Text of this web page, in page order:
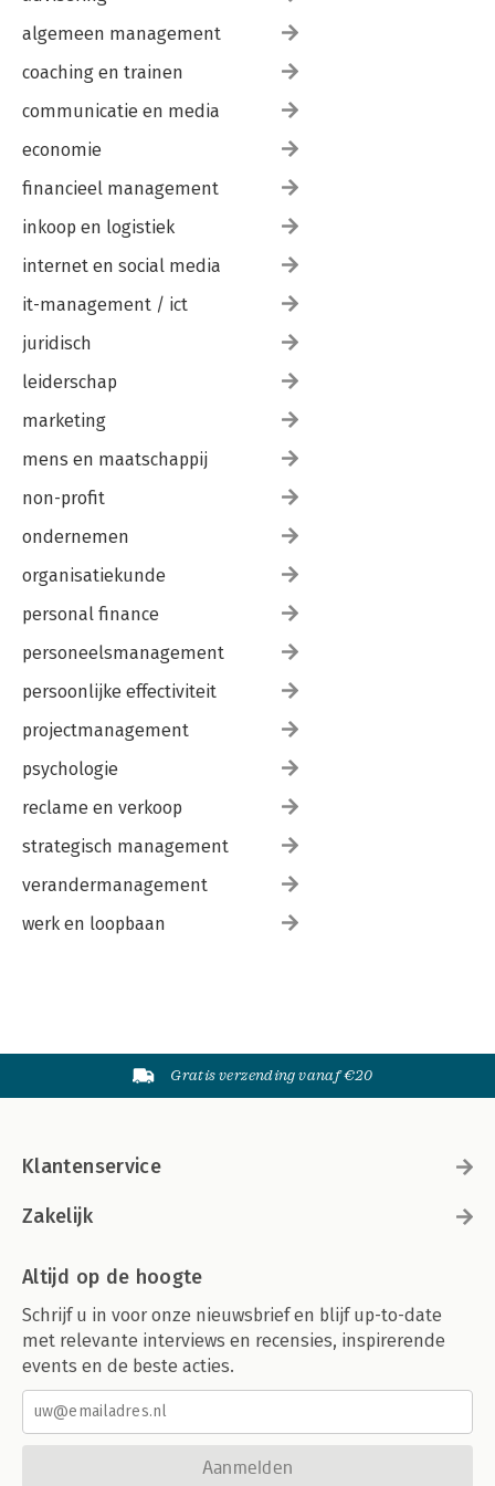
Innoveren van binnenuit 236
Roeien en sturen 250
Noten 253
Register 337
algemeen management
coaching en trainen
communicatie en media
economie
financieel management
inkoop en logistiek
internet en social media
it-management / ict
juridisch
leiderschap
marketing
mens en maatschappij
non-profit
ondernemen
organisatiekunde
personal finance
personeelsmanagement
persoonlijke effectiviteit
projectmanagement
psychologie
reclame en verkoop
strategisch management
verandermanagement
werk en loopbaan
Gratis verzending vanaf €20
Klantenservice
Zakelijk
Altijd op de hoogte
Schrijf u in voor onze nieuwsbrief en blijf up-to-date
met relevante interviews en recensies, inspirerende
events en de beste acties.
Aanmelden